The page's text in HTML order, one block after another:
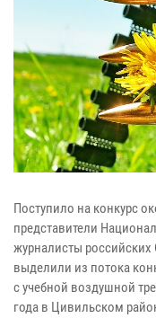
Поступило на конкурс
представители
журналисты
выделили из потока
с учебной воздушной
года в Цивильском